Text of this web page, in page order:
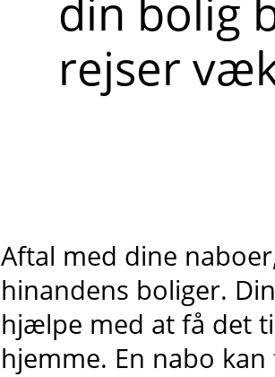
din bolig
rejser
Aftal med dine
hinandens boliger.
hjælpe med at få det
hjemme. En nabo kan